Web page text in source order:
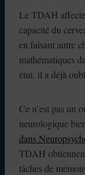
Le TDAH
capacité du
en faisant autre
mathématiques
étui, il a déjà
Ce n’est pas un
neurologique
dans
TDAH
tâches de